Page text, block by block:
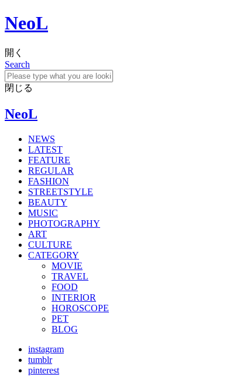
NeoL
開く
Search
閉じる
NeoL
NEWS
LATEST
FEATURE
REGULAR
FASHION
STREETSTYLE
BEAUTY
MUSIC
PHOTOGRAPHY
ART
CULTURE
CATEGORY
MOVIE
TRAVEL
FOOD
INTERIOR
HOROSCOPE
PET
BLOG
instagram
tumblr
pinterest